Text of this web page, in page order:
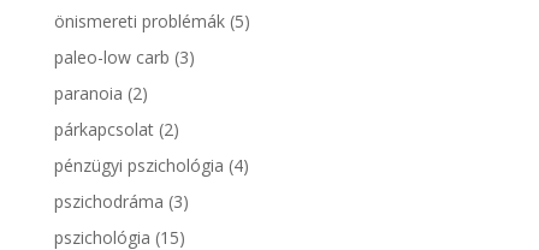
önismereti problémák(5)
paleo-low carb (3)
paranoia (2)
párkapcsolat(2)
pénzügyi pszichológia (4)
pszichodráma (3)
pszichológia (15)